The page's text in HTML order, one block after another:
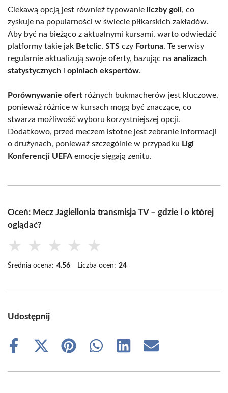
Ciekawą opcją jest również typowanie liczby goli, co
zyskuje na popularności w świecie piłkarskich zakładów.
Aby być na bieżąco z aktualnymi kursami, warto odwiedzić
platformy takie jak Betclic, STS czy Fortuna. Te serwisy
regularnie aktualizują swoje oferty, bazując na analizach
statystycznych i opiniach ekspertów.
Porównywanie ofert różnych bukmacherów jest kluczowe,
ponieważ różnice w kursach mogą być znaczące, co
stwarza możliwość wyboru korzystniejszej opcji.
Dodatkowo, przed meczem istotne jest zebranie informacji
o drużynach, ponieważ szczególnie w przypadku Ligi
Konferencji UEFA emocje sięgają zenitu.
Oceń: Mecz Jagiellonia transmisja TV – gdzie i o której
oglądać?
★ ★ ★ ★ ★
Średnia ocena: 4.56 Liczba ocen: 24
Udostępnij
Share
Share
(Twitter)
Share
Share
Share
Share